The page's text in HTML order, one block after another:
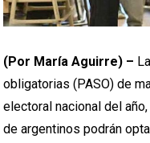
(Por María Aguirre) –
obligatorias (PASO) de
electoral nacional del
de argentinos podrán